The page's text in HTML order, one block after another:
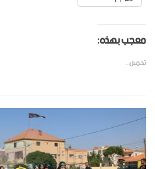
معجب بهذه:
تحميل...